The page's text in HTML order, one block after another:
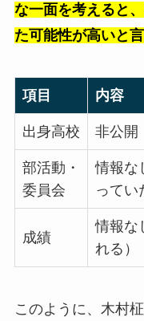
な一面を考えると
た可能性が高いと
項目 内容
出身高校 非公開
部活動・
委員会
情報な
ってい
成績
情報な
れる）
このように、木村